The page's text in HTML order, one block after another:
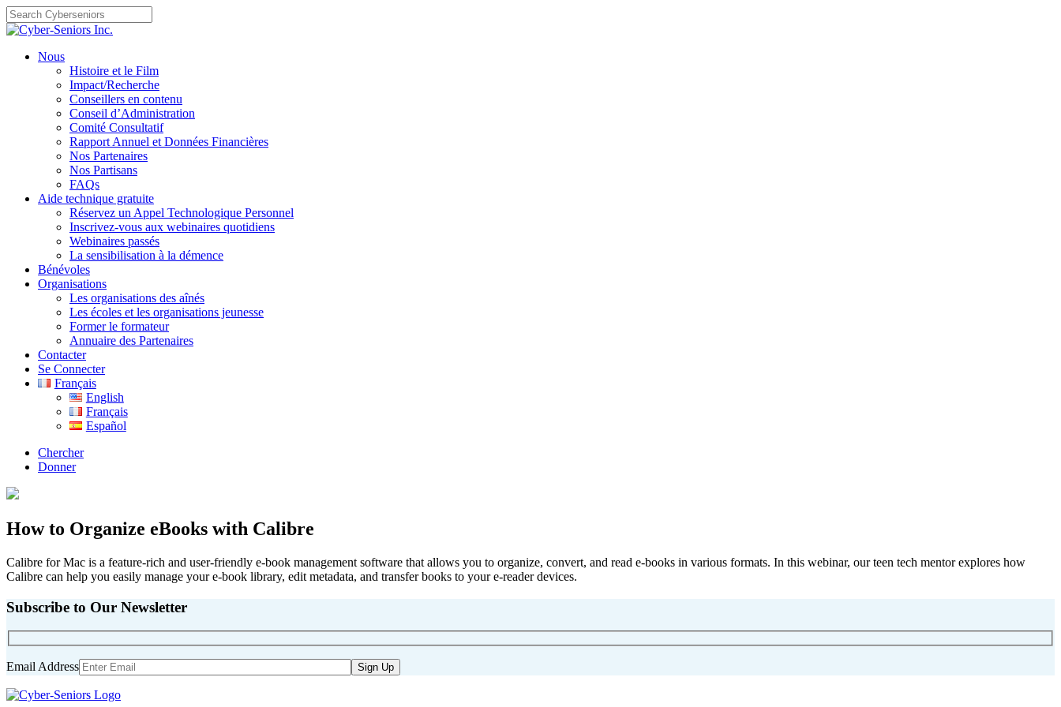
Skip
to
content
Nous
Histoire et le Film
Impact/Recherche
Conseillers en contenu
Conseil d’Administration
Comité Consultatif
Rapport Annuel et Données Financières
Nos Partenaires
Nos Partisans
FAQs
Aide technique gratuite
Réservez un Appel Technologique Personnel
Inscrivez-vous aux webinaires quotidiens
Webinaires passés
La sensibilisation à la démence
Bénévoles
Organisations
Les organisations des aînés
Les écoles et les organisations jeunesse
Former le formateur
Annuaire des Partenaires
Contacter
Se Connecter
Français
English
Français
Español
Chercher
Donner
How to Organize eBooks with Calibre
Calibre for Mac is a feature-rich and user-friendly e-book management software that allows you to organize, convert, and read e-books in various formats. In this webinar, our teen tech mentor explores how
Calibre can help you easily manage your e-book library, edit metadata, and transfer books to your e-reader devices.
Subscribe to Our Newsletter
Email Address